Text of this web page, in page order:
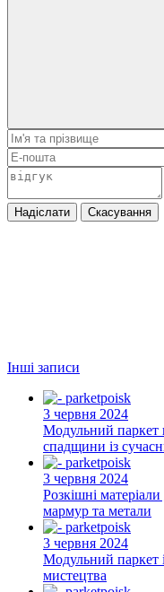
Надіслати Скасування
Інші записи
3 червня 2024
Модульний паркет
спадщини із
3 червня 2024
Розкішні
мармур та метали
3 червня 2024
Модульний паркет
мистецтва